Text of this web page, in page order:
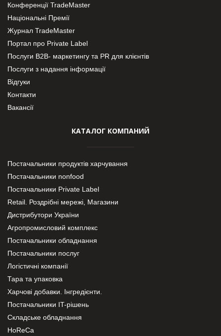
Конференції TradeMaster
Національні Премії
Журнал TradeMaster
Портал про Private Label
Послуги В2В- маркетингу та PR для клієнтів
Послуги з надання інформації
Відгуки
Контакти
Вакансії
КАТАЛОГ КОМПАНИЙ
Постачальники продуктів харчування
Постачальники nonfood
Постачальники Private Label
Retail. Роздрібні мережі, Магазини
Дистрибутори України
Агропромисловий комплекс
Постачальники обладнання
Постачальники послуг
Логістичні компанії
Тара та упаковка
Харчові добавки. Інгредієнти.
Постачальники IT-рішень
Складське обладнання
HoReCa